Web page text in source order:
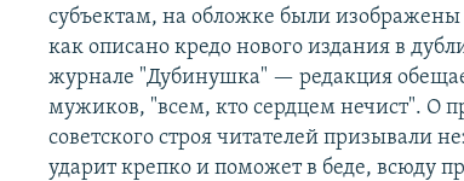
субъектам, на обложке были
как описано кредо нового издания в
журнале "Дубинушка" — редакция
мужиков, "всем, кто сердцем нечист". О
советского строя читателей призывали
ударит крепко и поможет в беде, всюду